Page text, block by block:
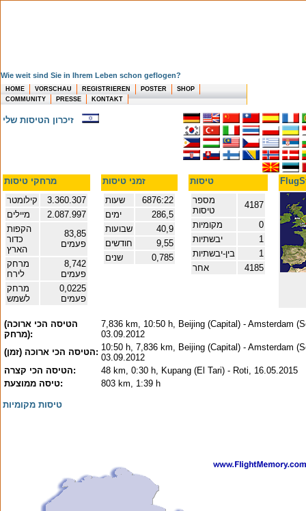
Wie weit sind Sie in Ihrem Leben schon geflogen?
HOME VORSCHAU REGISTRIEREN POSTER
SHOP
COMMUNITY
PRESSE KONTAKT
מרחקי טיסות זמני טיסות
טיסות
קילומטר
3.360.307
מיילים
2.087.997
הקפות
כדור
83,85
פעמים
מרחק
לירח
8,742
פעמים
מרחק
לשמש
0,0225
פעמים
6876:22
ימים
286,5
שבועות
40,9
חודשים
9,55
שנים
0,785
מספר
טיסות
4187
מקומיות
0
1
בין-יבשתיות
1
אחר
4185
(הטיסה הכי ארוכה
(מרחק:
7,836 km, 10:50 h, Beijing (Capital) - Amsterdam
03.09.2012
(הטיסה הכי ארוכה (זמן: 10:50 h, 7,836 km, Beijing (Capital) - Amsterdam
03.09.2012
הטיסה הכי קצרה:
48 km, 0:30 h, Kupang (El Tari) - Roti, 16.05.2015
טיסה ממוצעת:
803 km, 1:39 h
טיסות מקומיות